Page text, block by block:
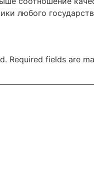
любого
Required fields are